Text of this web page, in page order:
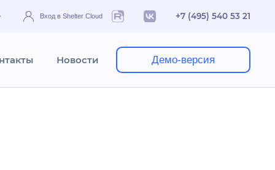
Вход в Shelter Cloud +7 (495) 540 53 21
Новости Демо-версия
модуля Web-